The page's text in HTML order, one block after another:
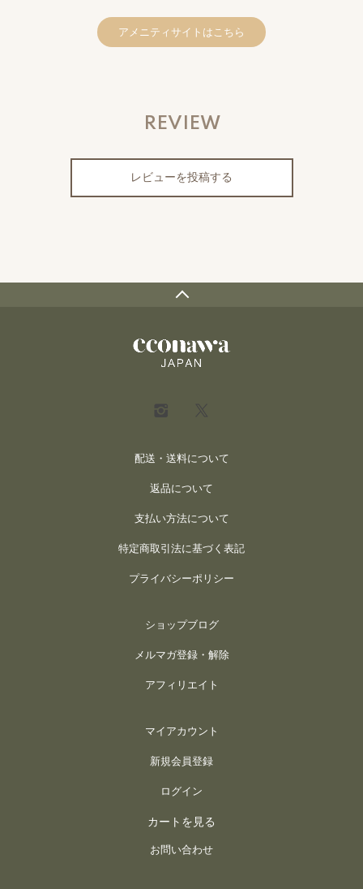
アメニティサイトはこちら
REVIEW
レビューを投稿する
配送・送料について
返品について
支払い方法について
特定商取引法に基づく表記
プライバシーポリシー
ショップブログ
メルマガ登録・解除
アフィリエイト
マイアカウント
新規会員登録
ログイン
カートを見る
お問い合わせ